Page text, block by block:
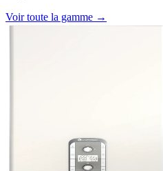
Voir toute la gamme →